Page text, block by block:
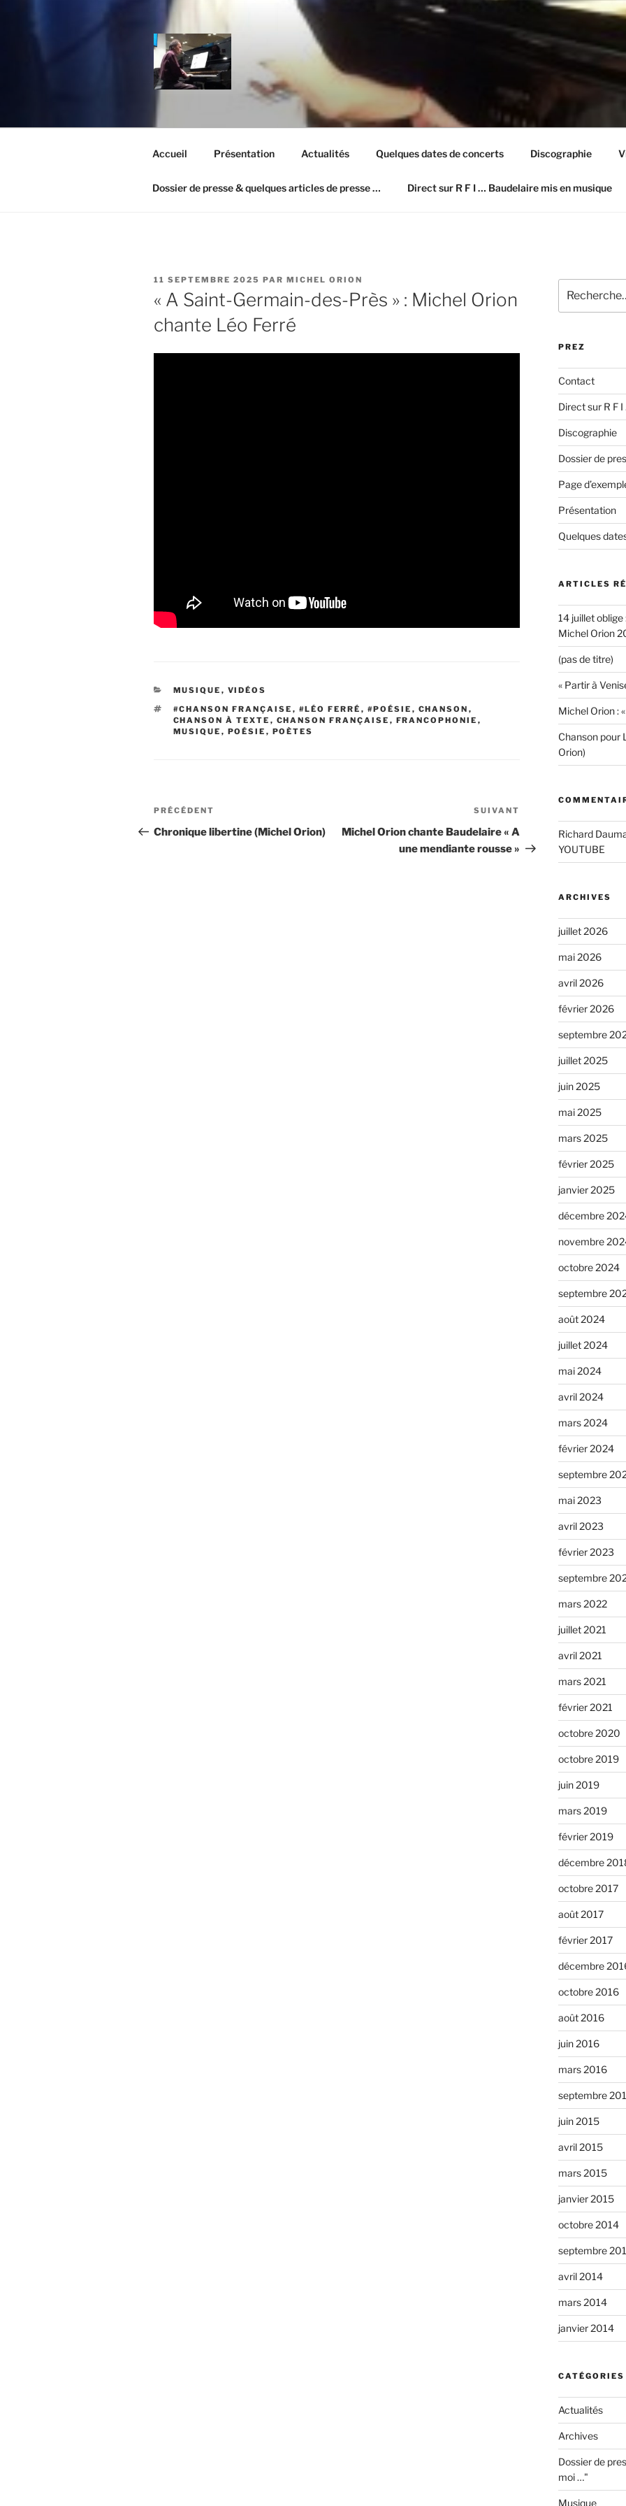
MICHEL ORION SITE OFFICIEL
Un site utilisant WordPress
Accueil Présentation Actualités Quelques dates de concerts Discographie
Dossier de presse & quelques articles de presse … Direct sur R F I … Baudelaire mis en musique
PUBLIÉ
11 SEPTEMBRE 2025 PAR MICHEL ORION
« A Saint-Germain-des-Près » : Michel Orion
chante Léo Ferré
CATÉGORIES
MUSIQUE , VIDÉOS
ÉTIQUETTES
#CHANSON FRANÇAISE , #LÉO FERRÉ , #POÉSIE , CHANSON ,
CHANSON À TEXTE , CHANSON FRANÇAISE , FRANCOPHONIE ,
MUSIQUE , POÉSIE , POÈTES
Navigation
de
Article
précédent
PRÉCÉDENT
Chronique libertine (Michel Orion)
suivant
SUIVANT
Michel Orion chante Baudelaire « A
une mendiante rousse »
pour
:
PREZ
Contact
Direct sur R F
Discographie
Dossier de
Page
Présentation
Quelques
ARTICLES
14 juillet oblige
Michel Orion
(pas de titre)
« Partir à
Michel Orion :
Chanson pour
Orion)
Richard
YOUTUBE
ARCHIVES
juillet 2026
mai 2026
avril 2026
février 2026
septembre
juillet 2025
juin 2025
mai 2025
mars 2025
février 2025
janvier 2025
décembre
novembre
octobre 2024
septembre
août 2024
juillet 2024
mai 2024
avril 2024
mars 2024
février 2024
septembre
mai 2023
avril 2023
février 2023
septembre
mars 2022
juillet 2021
avril 2021
mars 2021
février 2021
octobre 2020
octobre 2019
juin 2019
mars 2019
février 2019
décembre
octobre 2017
août 2017
février 2017
décembre
octobre 2016
août 2016
juin 2016
mars 2016
septembre
juin 2015
avril 2015
mars 2015
janvier 2015
octobre 2014
septembre
avril 2014
mars 2014
janvier 2014
CATÉGORIES
Actualités
Archives
Dossier de
moi …"
Musique